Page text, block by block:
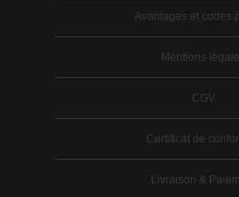
Avantages et codes
Mentions
CGV
Certificat de
Livraison &